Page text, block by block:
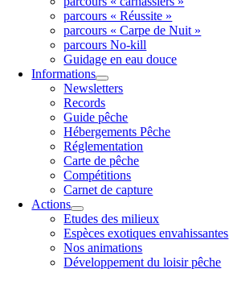
parcours « Réussite »
parcours « Carpe de Nuit »
parcours No-kill
Guidage en eau douce
Informations
Newsletters
Records
Guide pêche
Hébergements Pêche
Réglementation
Carte de pêche
Compétitions
Carnet de capture
Actions
Etudes des milieux
Espèces exotiques envahissantes
Nos animations
Développement du loisir pêche